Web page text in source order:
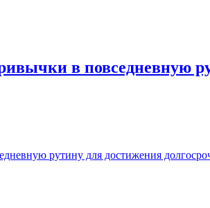
в повседневную
рутину для достижения